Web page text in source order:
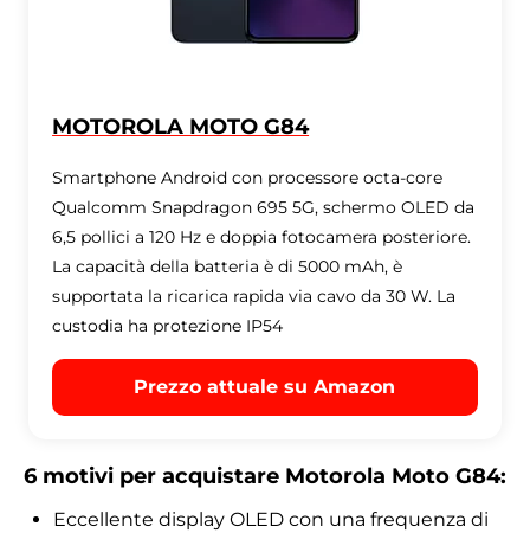
MOTOROLA MOTO G84
Smartphone Android con processore octa-core
Qualcomm Snapdragon 695 5G, schermo OLED da
6,5 ​​pollici a 120 Hz e doppia fotocamera posteriore.
La capacità della batteria è di 5000 mAh, è
supportata la ricarica rapida via cavo da 30 W. La
custodia ha protezione IP54
Prezzo attuale su Amazon
6 motivi per acquistare Motorola Moto G84:
Eccellente display OLED con una frequenza di